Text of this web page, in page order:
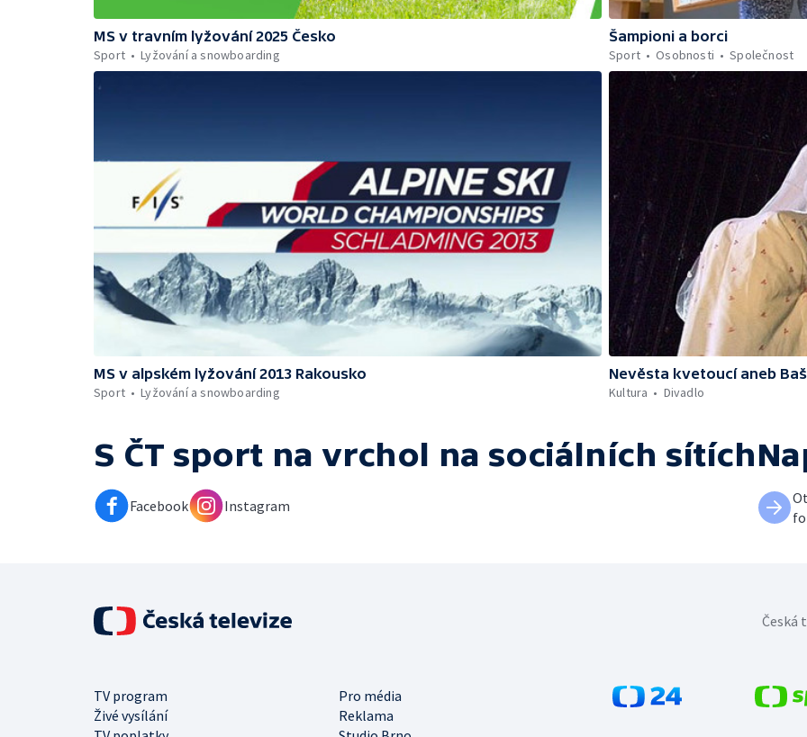
MS v travním lyžování 2025 Česko
Sport
Lyžování a snowboarding
Šampioni a borci
Sport
Osobnosti Společnost
MS v alpském lyžování 2013 Rakousko
Sport
Lyžování a snowboarding
Nevěsta kvetoucí aneb
Kultura
Divadlo
S ČT sport na vrchol na sociálních sítích
Facebook Instagram
TV program
Pro média
Živé vysílání
Reklama
Česká